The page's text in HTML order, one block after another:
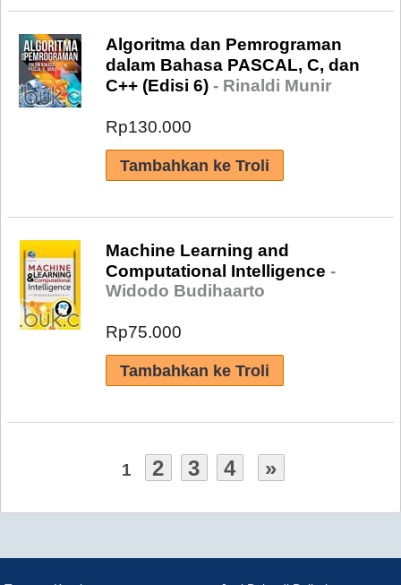
Algoritma dan Pemrograman
dalam Bahasa PASCAL, C, dan
C++ (Edisi 6) - Rinaldi Munir
Rp130.000
Machine Learning and
Computational Intelligence -
Widodo Budihaarto
Rp75.000
1 2 3 4 »